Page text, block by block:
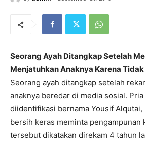
Seorang Ayah Ditangkap Setelah
Menjatuhkan Anaknya Karena
Seorang ayah ditangkap setelah
anaknya beredar di media sosial.
diidentifikasi bernama Yousif
bersih keras meminta pengampunan
tersebut dikatakan direkam 4 tahun